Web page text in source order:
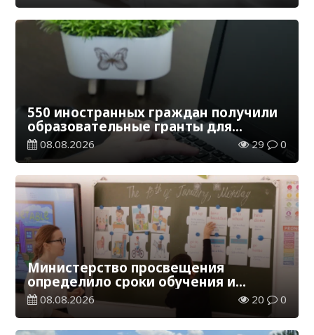
550 иностранных граждан получили
образовательные гранты для
обучения в Казахстане
08.08.2026 29 0
Министерство просвещения
определило сроки обучения и
каникул на 2026-2027 учебный год
08.08.2026 20 0